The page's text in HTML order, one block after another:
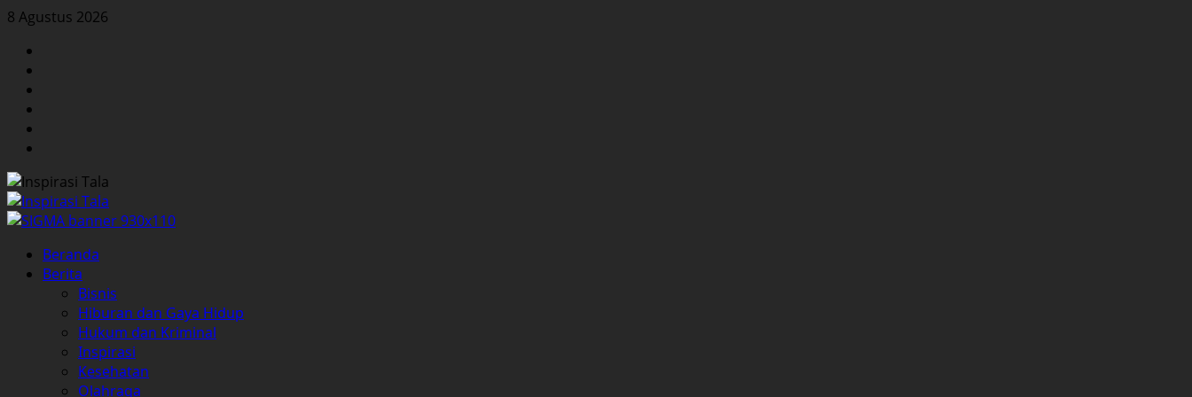
Skip
content
8 Agustus 2026
Primary
Menu
Beranda
Berita
Bisnis
Hiburan dan Gaya Hidup
Hukum dan Kriminal
Inspirasi
Kesehatan
Olahraga